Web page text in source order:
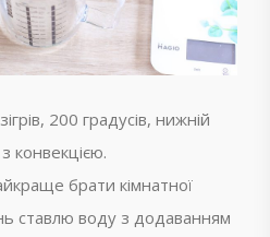
200 градусів, нижній
конвекцією.
брати кімнатної
ставлю воду з додаванням